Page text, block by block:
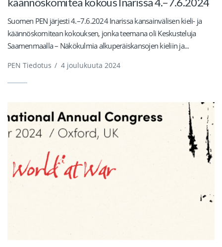
Suomen PEN järjesti 4.–7.6.2024 Inarissa kansainvälisen kieli- ja
käännöskomitean kokouksen, jonka teemana oli Keskusteluja
Saamenmaalla – Näkökulmia alkuperäiskansojen kieliin ja...
PEN Tiedotus / 4 joulukuuta 2024